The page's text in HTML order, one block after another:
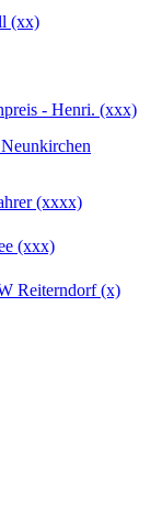
(xx)
- Henri. (xxx)
(xxxx)
(xxx)
Reiterndorf (x)